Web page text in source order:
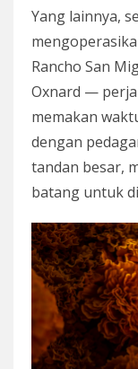
Yang lainnya,
Rancho San
Oxnard —
memakan
dengan
tandan besar,
batang untuk